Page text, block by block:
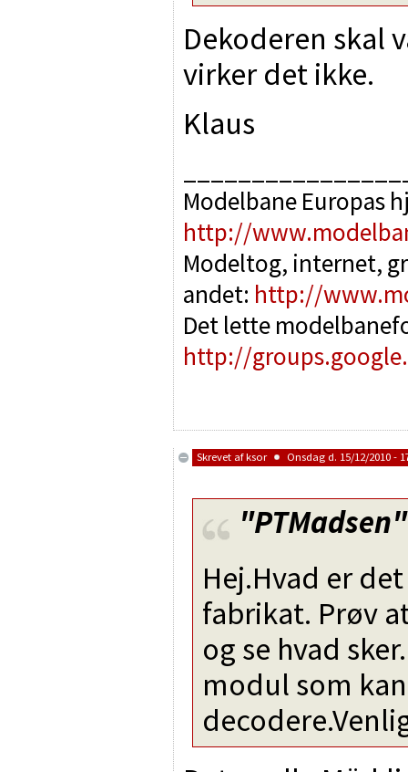
Dekoderen skal
virker det ikke.
Klaus
Modelbane Europas
http://
Modeltog, internet,
andet: http://
Det lette
http://
Skrevet afksor Onsdag d. 15/12/2010 -
"PTMadsen"
Hej.Hvad er
fabrikat. Prøv
og se hvad
modul som